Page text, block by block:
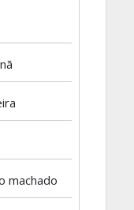
machado